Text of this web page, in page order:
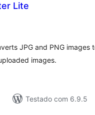
Lite
JPG and PNG images
images.
Testado com 6.9.5